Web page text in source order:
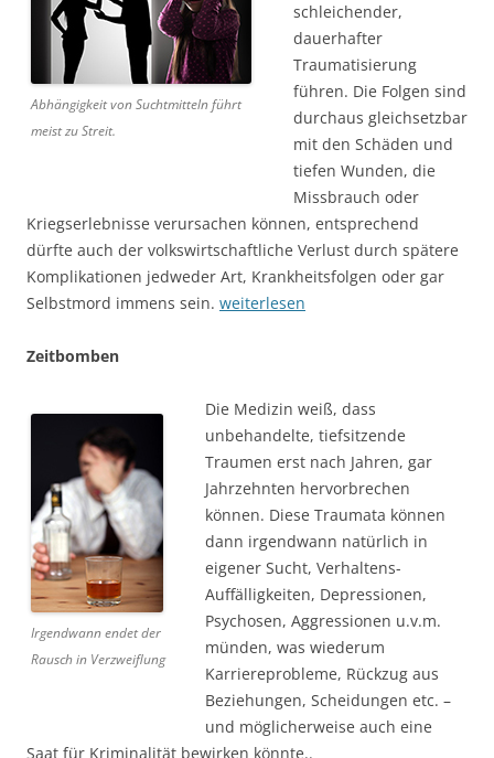
Abhängigkeit von Suchtmitteln führt
meist zu Streit.
schleichender,
dauerhafter
Traumatisierung
führen. Die Folgen sind
durchaus gleichsetzbar
mit den Schäden und
tiefen Wunden, die
Missbrauch oder
Kriegserlebnisse verursachen können, entsprechend
dürfte auch der volkswirtschaftliche Verlust durch spätere
Komplikationen jedweder Art, Krankheitsfolgen oder gar
Selbstmord immens sein. weiterlesen
Zeitbomben
Irgendwann endet der
Rausch in Verzweiflung
Die Medizin weiß, dass
unbehandelte, tiefsitzende
Traumen erst nach Jahren, gar
Jahrzehnten hervorbrechen
können. Diese Traumata können
dann irgendwann natürlich in
eigener Sucht, Verhaltens-
Auffälligkeiten, Depressionen,
Psychosen, Aggressionen u.v.m.
münden, was wiederum
Karriereprobleme, Rückzug aus
Beziehungen, Scheidungen etc. –
und möglicherweise auch eine
Saat für Kriminalität bewirken könnte..